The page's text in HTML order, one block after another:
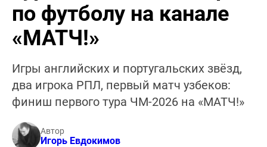
по футболу на канале
«МАТЧ!»
Игры английских и португальских звёзд,
два игрока РПЛ, первый матч узбеков:
финиш первого тура ЧМ-2026 на «МАТЧ!»
Автор
Игорь Евдокимов